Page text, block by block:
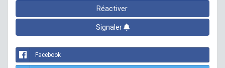
Réactiver
Signaler
Facebook